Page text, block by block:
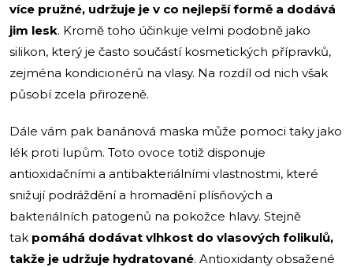
více pružné, udržuje je v co nejlepší formě a dodává
jim lesk. Kromě toho účinkuje velmi podobně jako
silikon, který je často součástí kosmetických přípravků,
zejména kondicionérů na vlasy. Na rozdíl od nich však
působí zcela přirozeně.
Dále vám pak banánová maska může pomoci taky jako
lék proti lupům. Toto ovoce totiž disponuje
antioxidačními a antibakteriálními vlastnostmi, které
snižují podráždění a hromadění plísňových a
bakteriálních patogenů na pokožce hlavy. Stejně
tak pomáhá dodávat vlhkost do vlasových folikulů,
takže je udržuje hydratované. Antioxidanty obsažené